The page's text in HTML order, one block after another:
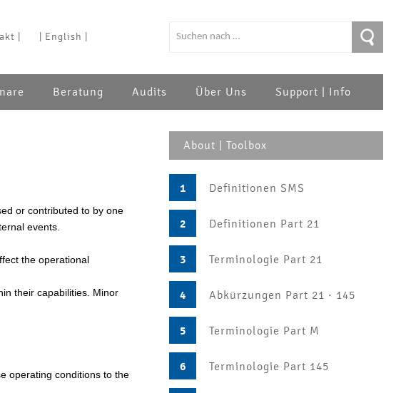
| | English |
Beratung Audits Über Uns Support | Info
About | Toolbox
1 Definitionen SMS
2 Definitionen Part 21
3 Terminologie Part 21
4 Abkürzungen Part 21 · 145
5 Terminologie Part M
6 Terminologie Part 145
or contributed to by one
events.
the operational
their capabilities. Minor
operating conditions to the